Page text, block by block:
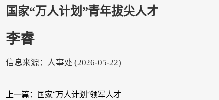
国家“万人计划”青年拔尖人才
李睿
信息来源：人事处 (2026-05-22)
上一篇：国家“万人计划”领军人才